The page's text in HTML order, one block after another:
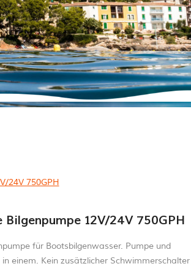
24V 750GPH
12V/24V 750GPH
für Bootsbilgenwasser. Pumpe und
einem. Kein zusätzlicher